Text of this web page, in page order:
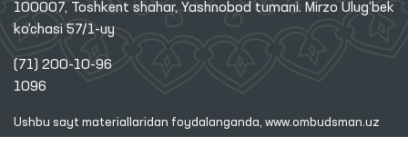
100007, Toshkent shahar, Yashnobod tumani. Mirzo Ulug‘bek
ko‘chasi 57/1-uy
(71) 200-10-96
1096
Ushbu sayt materiallaridan foydalanganda, www.ombudsman.uz